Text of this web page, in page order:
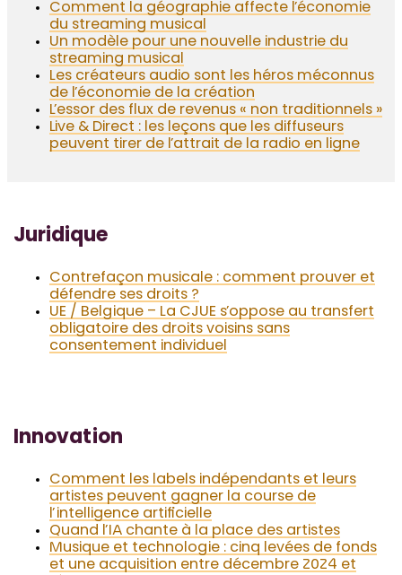
Comment la géographie affecte l’économie
du streaming musical
Un modèle pour une nouvelle industrie du
streaming musical
Les créateurs audio sont les héros méconnus
de l’économie de la création
L’essor des flux de revenus « non traditionnels »
Live & Direct : les leçons que les diffuseurs
peuvent tirer de l’attrait de la radio en ligne
Juridique
Contrefaçon musicale : comment prouver et
défendre ses droits ?
UE / Belgique – La CJUE s’oppose au transfert
obligatoire des droits voisins sans
consentement individuel
Innovation
Comment les labels indépendants et leurs
artistes peuvent gagner la course de
l’intelligence artificielle
Quand l’IA chante à la place des artistes
Musique et technologie : cinq levées de fonds
et une acquisition entre décembre 2024 et